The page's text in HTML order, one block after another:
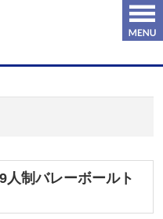
人制バレーボールト